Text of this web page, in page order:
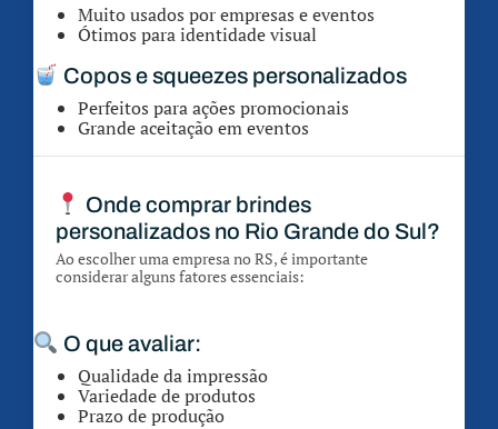
Muito usados por empresas e eventos
Ótimos para identidade visual
Copos e squeezes personalizados
Perfeitos para ações promocionais
Grande aceitação em eventos
Onde comprar brindes
personalizados no Rio Grande do Sul?
Ao escolher uma empresa no RS, é importante
considerar alguns fatores essenciais:
O que avaliar:
Qualidade da impressão
Variedade de produtos
Prazo de produção